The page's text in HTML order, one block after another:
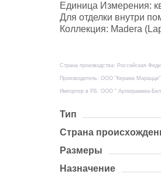
Единица Измерения:
Для отделки внутри
Коллекция: Madera
Страна производства: Российская
Производитель: ООО "Керама
Импортер в РБ: ООО " Арткерамика-
Тип
Страна
Размеры
Назначение